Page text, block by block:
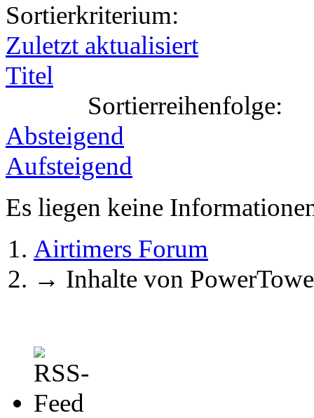
Sortierkriterium:
Zuletzt aktualisiert
Titel
Sortierreihenfolge:
Absteigend
Aufsteigend
Es liegen keine
Airtimers Forum
→ Inhalte von